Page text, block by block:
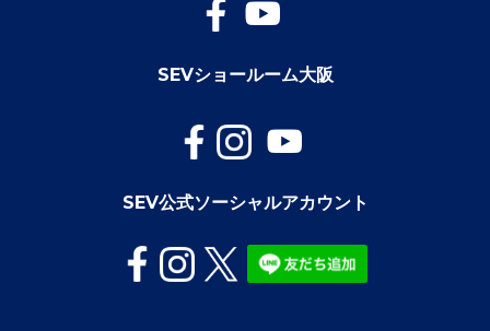
SEVショールーム大阪
SEV公式ソーシャルアカウント